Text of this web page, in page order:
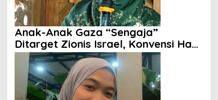
Anak-Anak Gaza “Sengaja”
Ditarget Zionis Israel, Konvensi Hak
Anak Tak Berdaya